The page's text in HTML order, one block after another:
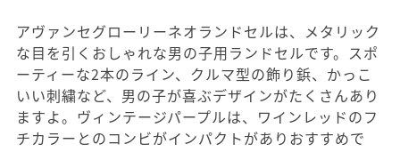
アヴァンセグローリーネオランドセルは、メタリック
な目を引くおしゃれな男の子用ランドセルです。スポ
ーティーな2本のライン、クルマ型の飾り鋲、かっこ
いい刺繍など、男の子が喜ぶデザインがたくさんあり
ますよ。ヴィンテージパープルは、ワインレッドのフ
チカラーとのコンビがインパクトがありおすすめで